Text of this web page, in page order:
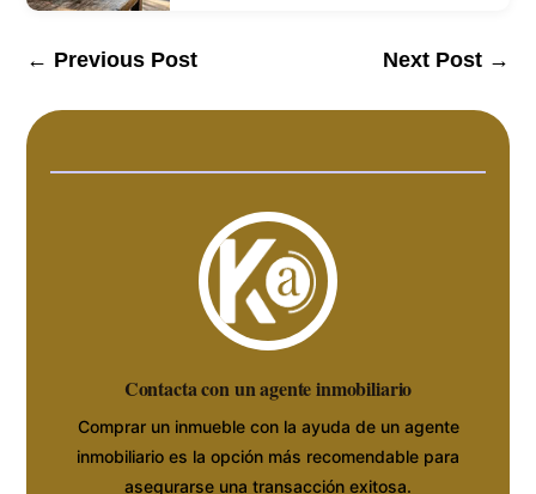
← Previous Post Next Post→
Contacta con un agente inmobiliario
Comprar un inmueble con la ayuda de un agente
inmobiliario es la opción más recomendable para
asegurarse una transacción exitosa.